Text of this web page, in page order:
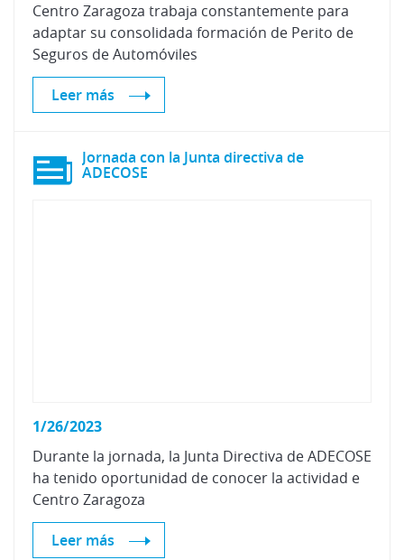
Centro Zaragoza trabaja constantemente para
adaptar su consolidada formación de Perito de
Seguros de Automóviles
Leer más
Jornada con la Junta directiva de
ADECOSE
1/26/2023
Durante la jornada, la Junta Directiva de ADECOSE
ha tenido oportunidad de conocer la actividad e
Centro Zaragoza
Leer más